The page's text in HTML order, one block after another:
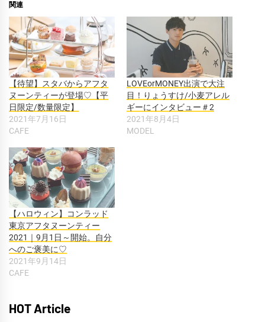
関連
【待望】スタバからアフタ
ヌーンティーが登場♡【平
日限定/数量限定】
2021年7月16日
CAFE
LOVEorMONEY出演で大注
目！りょうすけ/小麦アレル
ギーにインタビュー＃2
2021年8月4日
MODEL
【ハロウィン】コンラッド
東京アフタヌーンティー
2021｜9月1日～開始。自分
へのご褒美に♡
2021年9月14日
CAFE
HOT Article